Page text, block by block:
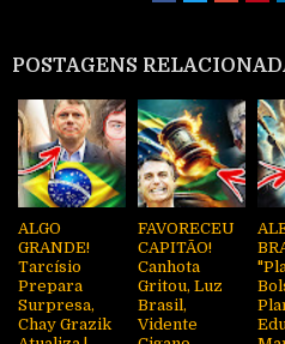
POSTAGENS
ALGO
GRANDE!
Tarcísio
Prepara
Surpresa,
Chay Grazik
FAVORECEU
CAPITÃO!
Canhota
Gritou, Luz
Brasil,
Vidente